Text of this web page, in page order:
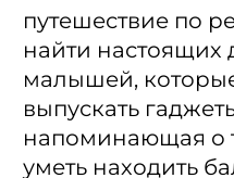
путешествие по
найти настоящих
малышей,
выпускать
напоминающая о
уметь находить